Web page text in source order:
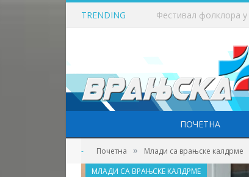
TRENDING
ПОЧЕТНА
- Почетна » Млади са врањске калдрме
МЛАДИ СА ВРАЊСКЕ КАЛДРМЕ